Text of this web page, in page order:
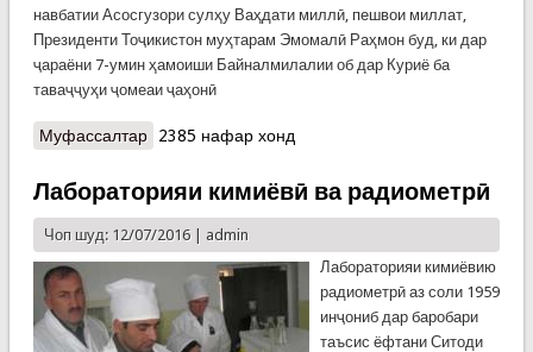
навбатии Асосгузори сулҳу Ваҳдати миллӣ, пешвои миллат,
Президенти Тоҷикистон муҳтарам Эмомалӣ Раҳмон буд, ки дар
ҷараёни 7-умин ҳамоиши Байналмилалии об дар Куриё ба
таваҷҷуҳи ҷомеаи ҷаҳонӣ
Муфассалтаро Таҳлили физикӣ-кимиёвӣ ва микробиологии
2385 нафар хонд
Лабораторияи кимиёвӣ ва радиометрӣ
Чоп шуд: 12/07/2016 | admin
Лабораторияи кимиёвию
радиометрӣ аз соли 1959
инҷониб дар баробари
таъсис ёфтани Ситоди